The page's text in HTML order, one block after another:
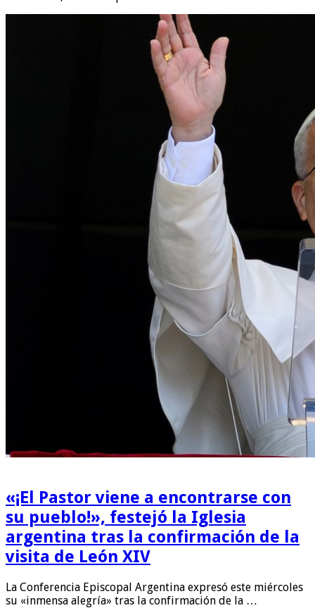
«¡El Pastor viene a encontrarse con
su pueblo!», festejó la Iglesia
argentina tras la confirmación de la
visita de León XIV
La Conferencia Episcopal Argentina expresó este miércoles
su «inmensa alegría» tras la confirmación de la …